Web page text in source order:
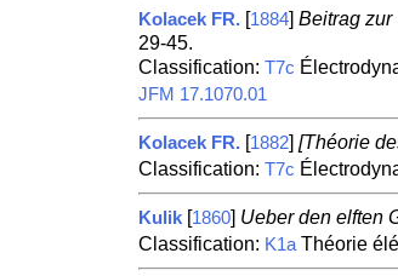
Kolacek FR. [1884] Beitrag zur
29-45.
Classification: T7c
JFM 17.1070.01
Kolacek FR. [1882] [Théorie
Classification: T7c
Kulik [1860] Ueber den elften
Classification: K1aThéorie